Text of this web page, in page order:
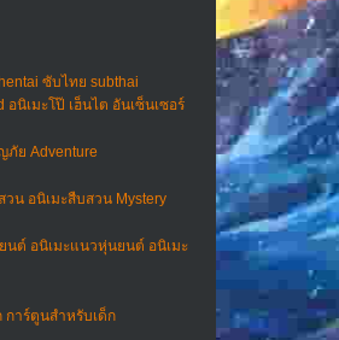
ซับไทย subthai
อนิเมะโป๊ เฮ็นไต อันเซ็นเซอร์
ภัย Adventure
วน อนิเมะสืบสวน Mystery
นต์ อนิเมะแนวหุ่นยนต์ อนิเมะ
การ์ตูนสำหรับเด็ก